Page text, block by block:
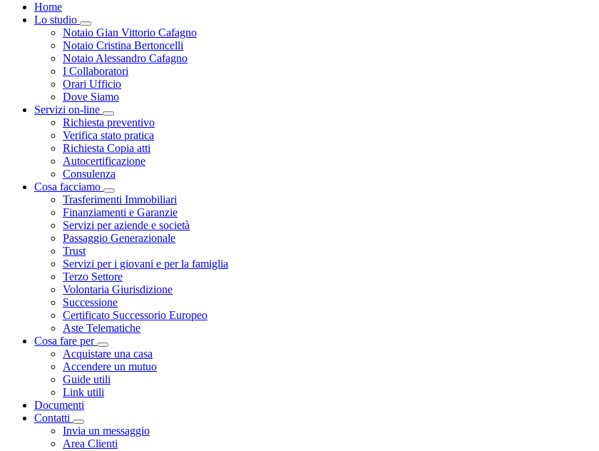
Home
Lo studio
Visualizza menù di secondo livello
Notaio Gian Vittorio Cafagno
Notaio Cristina Bertoncelli
Notaio Alessandro Cafagno
I Collaboratori
Orari Ufficio
Dove Siamo
Servizi on-line
Visualizza menù di secondo livello
Richiesta preventivo
Verifica stato pratica
Richiesta Copia atti
Autocertificazione
Consulenza
Cosa facciamo
Visualizza menù di secondo livello
Trasferimenti Immobiliari
Finanziamenti e Garanzie
Servizi per aziende e società
Passaggio Generazionale
Trust
Servizi per i giovani e per la famiglia
Terzo Settore
Volontaria Giurisdizione
Successione
Certificato Successorio Europeo
Aste Telematiche
Cosa fare per
Visualizza menù di secondo livello
Acquistare una casa
Accendere un mutuo
Guide utili
Link utili
Documenti
Contatti
Visualizza menù di secondo livello
Invia un messaggio
Area Clienti